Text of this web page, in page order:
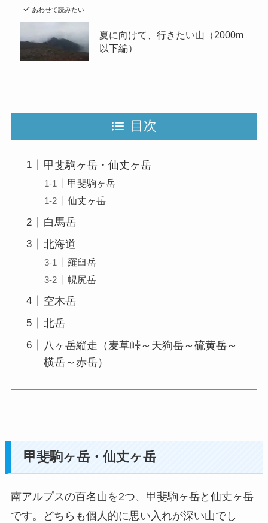
あわせて読みたい
夏に向けて、行きたい山（2000m
以下編）
目次
甲斐駒ヶ岳・仙丈ヶ岳
甲斐駒ヶ岳
仙丈ヶ岳
白馬岳
北海道
羅臼岳
幌尻岳
空木岳
北岳
八ヶ岳縦走（麦草峠～天狗岳～硫黄岳～
横岳～赤岳）
甲斐駒ヶ岳・仙丈ヶ岳
南アルプスの百名山を2つ、甲斐駒ヶ岳と仙丈ヶ岳
です。どちらも個人的に思い入れが深い山でし